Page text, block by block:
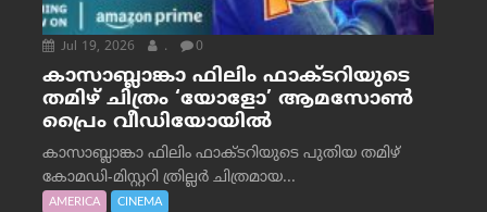
Jul 19, 2026 . 0
കാസാബ്ലാങ്കാ ഫിലിം ഫാക്ടറിയുടെ
തമിഴ് ചിത്രം ‘യോളോ’ ആമസോൺ
പ്രൈം വീഡിയോയിൽ
കാസാബ്ലാങ്കാ ഫിലിം ഫാക്ടറിയുടെ പുതിയ തമിഴ്
കോമഡി-മിസ്റ്ററി ത്രില്ലർ ചിത്രമായ...
AMERICA CINEMA